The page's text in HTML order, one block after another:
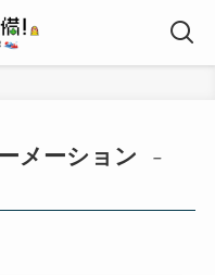
メーション
–